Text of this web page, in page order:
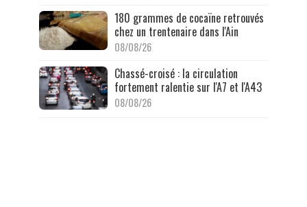
180 grammes de cocaïne retrouvés
chez un trentenaire dans l'Ain
08/08/26
Chassé-croisé : la circulation
fortement ralentie sur l'A7 et l'A43
08/08/26